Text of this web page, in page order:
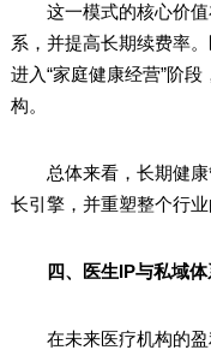
这一模式的核心价值
系，并提高长期续费率
进入“家庭健康经营”阶
构。
总体来看，长期健康
长引擎，并重塑整个行
四、医生IP与私域
在未来医疗机构的盈